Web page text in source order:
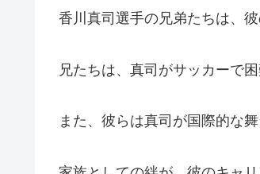
香川真司選手の兄弟たちは、
兄たちは、真司がサッカーで
また、彼らは真司が国際的な